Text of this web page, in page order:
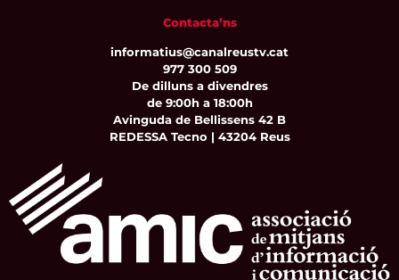
Contacta’ns
informatius@canalreustv.cat
977 300 509
De dilluns a divendres
de 9:00h a 18:00h
Avinguda de Bellissens 42 B
REDESSA Tecno | 43204 Reus